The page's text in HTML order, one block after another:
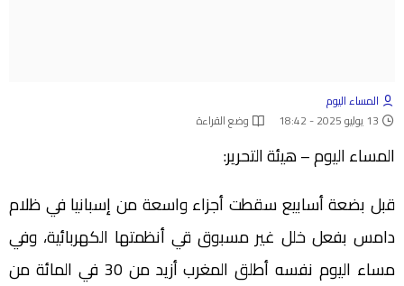
المساء اليوم
13 يوليو 2025 - 18:42
وضع القراءة
المساء اليوم – هيئة التحرير:
قبل بضعة أسابيع سقطت أجزاء واسعة من إسبانيا في ظلام
دامس بفعل خلل غير مسبوق قي أنظمتها الكهربائية، وفي
مساء اليوم نفسه أطلق المغرب أزيد من 30 في المائة من